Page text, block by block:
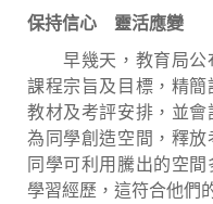
保持信心 靈活應變
早幾天，教育局公
課程宗旨及目標，精
教材及考評安排，並
為同學創造空間，釋
同學可利用騰出的空
學習經歷，這符合他們